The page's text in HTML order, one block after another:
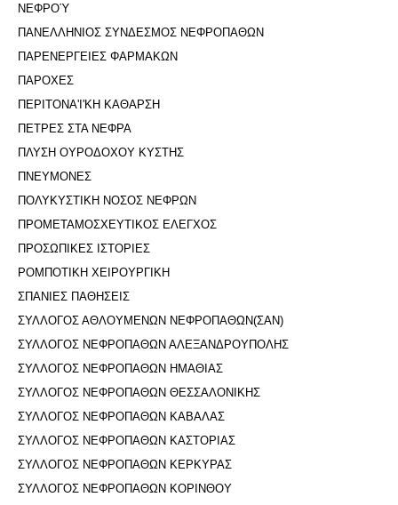
ΝΕΦΡΟΎ
ΠΑΝΕΛΛΗΝΙΟΣ ΣΥΝΔΕΣΜΟΣ ΝΕΦΡΟΠΑΘΩΝ
ΠΑΡΕΝΕΡΓΕΙΕΣ ΦΑΡΜΑΚΩΝ
ΠΑΡΟΧΕΣ
ΠΕΡΙΤΟΝΑ'I'ΚΗ ΚΑΘΑΡΣΗ
ΠΕΤΡΕΣ ΣΤΑ ΝΕΦΡΑ
ΠΛΥΣΗ ΟΥΡΟΔΟΧΟΥ ΚΥΣΤΗΣ
ΠΝΕΥΜΟΝΕΣ
ΠΟΛΥΚΥΣΤΙΚΗ ΝΟΣΟΣ ΝΕΦΡΩΝ
ΠΡΟΜΕΤΑΜΟΣΧΕΥΤΙΚΟΣ ΕΛΕΓΧΟΣ
ΠΡΟΣΩΠΙΚΕΣ ΙΣΤΟΡΙΕΣ
ΡΟΜΠΟΤΙΚΗ ΧΕΙΡΟΥΡΓΙΚΗ
ΣΠΑΝΙΕΣ ΠΑΘΗΣΕΙΣ
ΣΥΛΛΟΓΟΣ ΑΘΛΟΥΜΕΝΩΝ ΝΕΦΡΟΠΑΘΩΝ(ΣΑΝ)
ΣΥΛΛΟΓΟΣ ΝΕΦΡΟΠΑΘΩΝ ΑΛΕΞΑΝΔΡΟΥΠΟΛΗΣ
ΣΥΛΛΟΓΟΣ ΝΕΦΡΟΠΑΘΩΝ ΗΜΑΘΙΑΣ
ΣΥΛΛΟΓΟΣ ΝΕΦΡΟΠΑΘΩΝ ΘΕΣΣΑΛΟΝΙΚΗΣ
ΣΥΛΛΟΓΟΣ ΝΕΦΡΟΠΑΘΩΝ ΚΑΒΑΛΑΣ
ΣΥΛΛΟΓΟΣ ΝΕΦΡΟΠΑΘΩΝ ΚΑΣΤΟΡΙΑΣ
ΣΥΛΛΟΓΟΣ ΝΕΦΡΟΠΑΘΩΝ ΚΕΡΚΥΡΑΣ
ΣΥΛΛΟΓΟΣ ΝΕΦΡΟΠΑΘΩΝ ΚΟΡΙΝΘΟΥ